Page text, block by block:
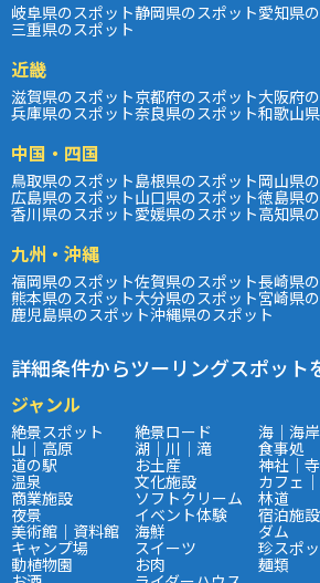
岐阜県のスポット静岡県のスポット愛知県
三重県のスポット
近畿
滋賀県のスポット京都府のスポット大阪府
兵庫県のスポット奈良県のスポット和歌山
中国・四国
鳥取県のスポット島根県のスポット岡山県
広島県のスポット山口県のスポット徳島県
香川県のスポット愛媛県のスポット高知県
九州・沖縄
福岡県のスポット佐賀県のスポット長崎県
熊本県のスポット大分県のスポット宮崎県
鹿児島県のスポット沖縄県のスポット
詳細条件からツーリングスポット
ジャンル
絶景スポット 絶景ロード 海｜海
山｜高原 湖｜川｜滝 食事処
道の駅 お土産 神社｜
温泉 文化施設 カフェ
商業施設 ソフトクリーム 林道
夜景 イベント体験 宿泊施設
美術館｜資料館 海鮮 ダム
キャンプ場 スイーツ 珍スポ
動植物園 お肉 麺類